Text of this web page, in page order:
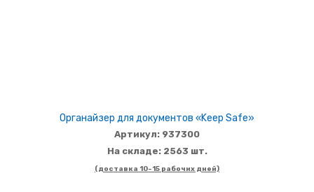
Органайзер для документов «Keep Safe»
Артикул: 937300
На складе: 2563 шт.
(доставка 10-15 рабочих дней)